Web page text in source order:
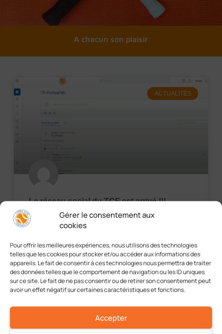
Gérer le consentement aux
cookies
Pour offrir les meilleures expériences, nous utilisons des technologies
telles que les cookies pour stocker et/ou accéder aux informations des
appareils. Le fait de consentir à ces technologies nous permettra de traiter
des données telles que le comportement de navigation ou les ID uniques
sur ce site. Le fait de ne pas consentir ou de retirer son consentement peut
avoir un effet négatif sur certaines caractéristiques et fonctions.
Accepter
A chacun son tennis
ACTUALITÉS
Le réseau social du TCF est arrivé !!!
Salut tout le monde ! C’est avec grand plaisir
social 100% dédié aux adhérents du TCF ! En
effet, comme annoncé sur les
EN LIRE PLUS »